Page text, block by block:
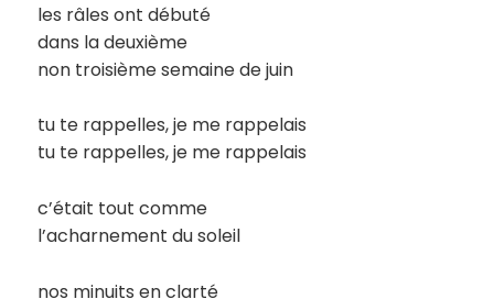
les râles ont débuté
dans la deuxième
non troisième semaine de juin
tu te rappelles, je me rappelais
tu te rappelles, je me rappelais
c’était tout comme
l’acharnement du soleil
nos minuits en clarté